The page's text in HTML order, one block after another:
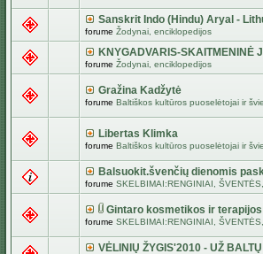
Sanskrit Indo (Hindu) Aryal -
forume Žodynai, enciklopedijos
KNYGADVARIS-SKAITMENINĖ
forume Žodynai, enciklopedijos
Gražina Kadžytė
forume Baltiškos kultūros puoselėtojai ir
Libertas Klimka
forume Baltiškos kultūros puoselėtojai ir
Balsuokit.švenčių dienomis
forume SKELBIMAI:RENGINIAI,
Gintaro kosmetikos ir
forume SKELBIMAI:RENGINIAI,
VĖLINIŲ ŽYGIS'2010 - UŽ